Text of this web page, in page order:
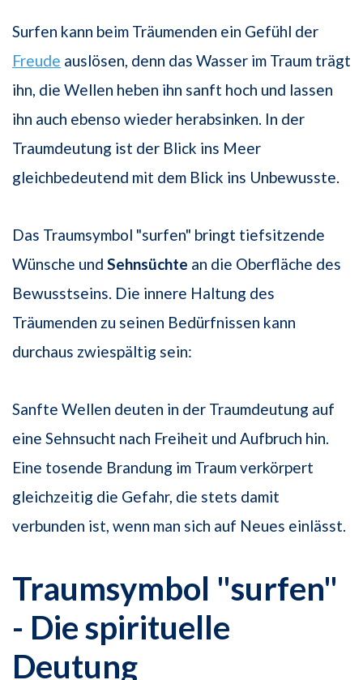
Surfen kann beim Träumenden ein Gefühl der
Freude auslösen, denn das Wasser im Traum trägt
ihn, die Wellen heben ihn sanft hoch und lassen
ihn auch ebenso wieder herabsinken. In der
Traumdeutung ist der Blick ins Meer
gleichbedeutend mit dem Blick ins Unbewusste.
Das Traumsymbol "surfen" bringt tiefsitzende
Wünsche und Sehnsüchte an die Oberfläche des
Bewusstseins. Die innere Haltung des
Träumenden zu seinen Bedürfnissen kann
durchaus zwiespältig sein:
Sanfte Wellen deuten in der Traumdeutung auf
eine Sehnsucht nach Freiheit und Aufbruch hin.
Eine tosende Brandung im Traum verkörpert
gleichzeitig die Gefahr, die stets damit
verbunden ist, wenn man sich auf Neues einlässt.
Traumsymbol "surfen"
- Die spirituelle
Deutung